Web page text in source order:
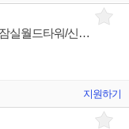
[크리스챤디올] 명품 Christian Dior 신세계본점/잠실월드타워/신세계강남 판매사원 채용
지원하기